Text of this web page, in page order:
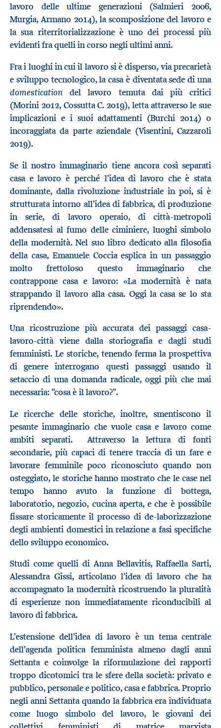
lavoro delle ultime generazioni (Salmieri 2006,
Murgia, Armano 2014), la scomposizione del lavoro e
la sua riterritorializzazione è uno dei processi più
evidenti fra quelli in corso negli ultimi anni.
Fra i luoghi in cui il lavoro si è disperso, via precarietà
e sviluppo tecnologico, la casa è diventata sede di una
domesticationdel lavoro temuta dai più critici
(Morini 2012, Cossutta C. 2019), letta attraverso le sue
implicazioni e i suoi adattamenti (Burchi 2014) o
incoraggiata da parte aziendale (Visentini, Cazzaroli
2019).
Se il nostro immaginario tiene ancora così separati
casa e lavoro è perché l’idea di lavoro che è stata
dominante, dalla rivoluzione industriale in poi, si è
strutturata intorno all’idea di fabbrica, di produzione
in serie, di lavoro operaio, di città-metropoli
addensatesi al fumo delle ciminiere, luoghi simbolo
della modernità. Nel suo libro dedicato alla filosofia
della casa, Emanuele Coccia esplica in un passaggio
molto frettoloso questo immaginario che
contrappone casa e lavoro: «La modernità è nata
strappando il lavoro alla casa. Oggi la casa se lo sta
riprendendo».
Una ricostruzione più accurata dei passaggi casa-
lavoro-città viene dalla storiografia e dagli studi
femministi. Le storiche, tenendo ferma la prospettiva
di genere interrogano questi passaggi usando il
setaccio di una domanda radicale, oggi più che mai
necessaria: “cosa è il lavoro?”.
Le ricerche delle storiche, inoltre, smentiscono il
pesante immaginario che vuole casa e lavoro come
ambiti separati. Attraverso la lettura di fonti
secondarie, più capaci di tenere traccia di un fare e
lavorare femminile poco riconosciuto quando non
osteggiato, le storiche hanno mostrato che le case nel
tempo hanno avuto la funzione di bottega,
laboratorio, negozio, cucina aperta, e che è possibile
fissare storicamente il processo di de-laborizzazione
degli ambienti domestici in relazione a fasi specifiche
dello sviluppo economico.
Studi come quelli di Anna Bellavitis, Raffaella Sarti,
Alessandra Gissi, articolano l’idea di lavoro che ha
accompagnato la modernità ricostruendo la pluralità
di esperienze non immediatamente riconducibili al
lavoro di fabbrica.
L’estensione dell’idea di lavoro è un tema centrale
dell’agenda politica femminista almeno dagli anni
Settanta e coinvolge la riformulazione dei rapporti
troppo dicotomici tra le sfere della società: privato e
pubblico, personale e politico, casa e fabbrica. Proprio
negli anni Settanta quando la fabbrica era individuata
come luogo simbolo del lavoro, le giovani dei